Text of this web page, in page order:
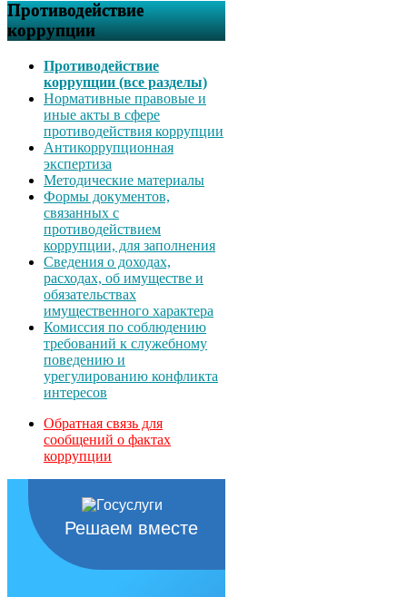
Противодействие
коррупции
Противодействие
коррупции (все разделы)
Нормативные правовые и
иные акты в сфере
противодействия коррупции
Антикоррупционная
экспертиза
Методические материалы
Формы документов,
связанных с
противодействием
коррупции, для заполнения
Сведения о доходах,
расходах, об имуществе и
обязательствах
имущественного характера
Комиссия по соблюдению
требований к служебному
поведению и
урегулированию конфликта
интересов
Обратная связь для
сообщений о фактах
коррупции
Решаем вместе